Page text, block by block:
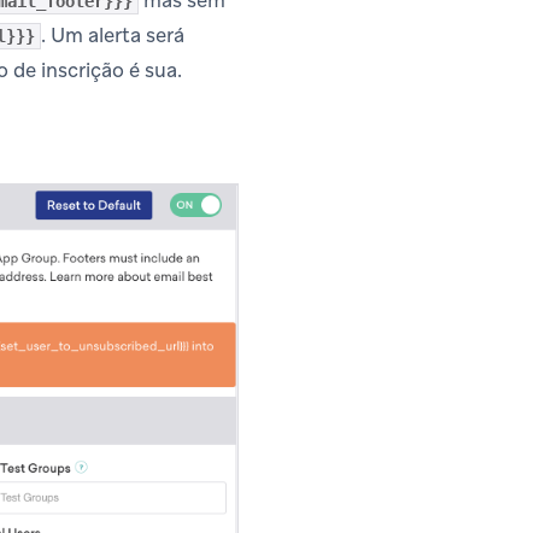
. Um alerta será
de inscrição é sua.